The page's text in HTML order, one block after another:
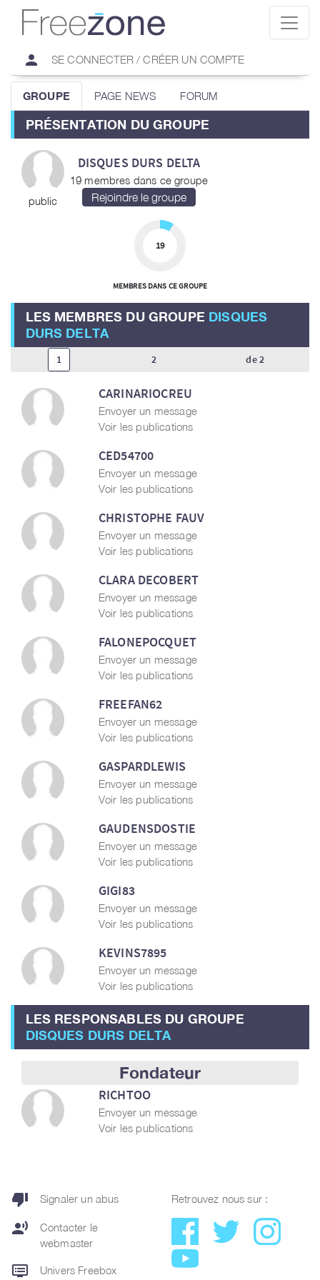
person SE CONNECTER / CRÉER UN COMPTE
GROUPE PAGE NEWS FORUM
PRÉSENTATION DU GROUPE
public
DISQUES DURS DELTA
19 membres dans ce groupe
19
MEMBRES DANS CE GROUPE
LES MEMBRES DU GROUPE DISQUES
DURS DELTA
1 2 de 2
CARINARIOCREU
Envoyer un message
Voir les publications
CED54700
Envoyer un message
Voir les publications
CHRISTOPHE FAUV
Envoyer un message
Voir les publications
CLARA DECOBERT
Envoyer un message
Voir les publications
FALONEPOCQUET
Envoyer un message
Voir les publications
FREEFAN62
Envoyer un message
Voir les publications
GASPARDLEWIS
Envoyer un message
Voir les publications
GAUDENSDOSTIE
Envoyer un message
Voir les publications
GIGI83
Envoyer un message
Voir les publications
KEVINS7895
Envoyer un message
Voir les publications
LES RESPONSABLES DU GROUPE
DISQUES DURS DELTA
Fondateur
RICHTOO
Envoyer un message
Voir les publications
thumb_down Signaler un abus
record_voice_over
Contacter le
webmaster
dvr Univers Freebox
Retrouvez nous sur :